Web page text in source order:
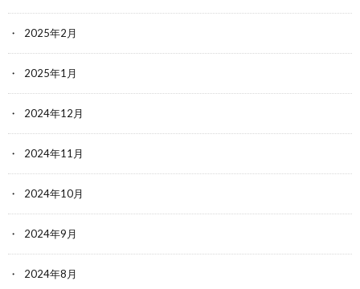
2025年2月
2025年1月
2024年12月
2024年11月
2024年10月
2024年9月
2024年8月